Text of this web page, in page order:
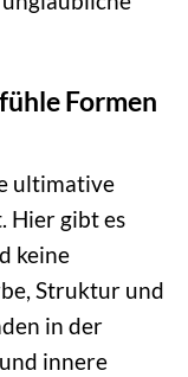
Formen
ultimative
Hier gibt es
keine
Struktur und
in der
innere